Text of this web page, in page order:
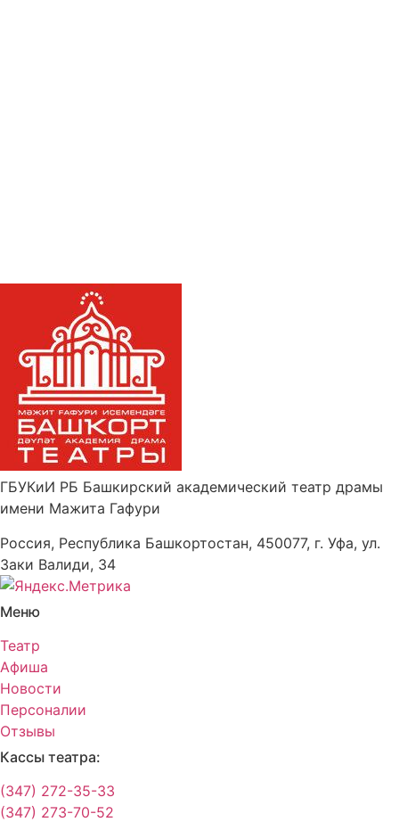
ГБУКиИ РБ Башкирский академический театр драмы
имени Мажита Гафури
Россия, Республика Башкортостан, 450077, г. Уфа, ул.
Заки Валиди, 34
Меню
Театр
Афиша
Новости
Персоналии
Отзывы
Кассы театра:
(347) 272-35-33
(347) 273-70-52